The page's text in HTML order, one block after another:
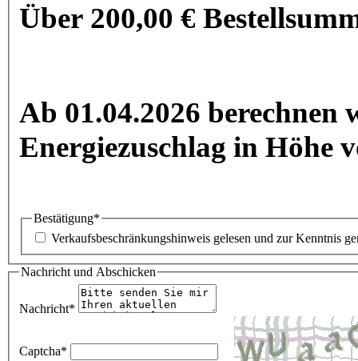
Über 200,00 €
Ab 01.04.2026
Energiezuschlag in Höhe
Bestätigung*
Verkaufsbeschränkungshinweis gelesen und zur Kenntnis
Nachricht und Abschicken
Nachricht*
Captcha*